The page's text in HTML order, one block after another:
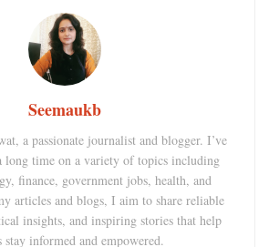
Seemaukb
a passionate journalist and blogger. I’ve
long time on a variety of topics including
finance, government jobs, health, and
articles and blogs, I aim to share reliable
insights, and inspiring stories that help
stay informed and empowered.